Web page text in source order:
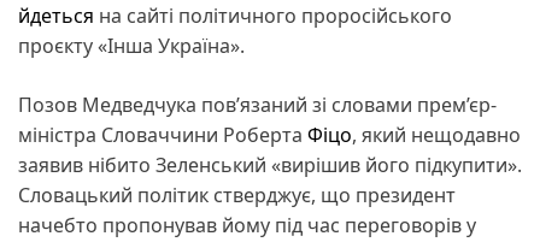
йдеться на сайті політичного проросійського
проєкту «Інша Україна».
Позов Медведчука пов’язаний зі словами прем’єр-
міністра Словаччини Роберта Фіцо, який нещодавно
заявив нібито Зеленський «вирішив його підкупити».
Словацький політик стверджує, що президент
начебто пропонував йому під час переговорів у